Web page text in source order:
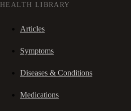
HEALTH LIBRARY
Articles
Symptoms
Diseases & Conditions
Medications